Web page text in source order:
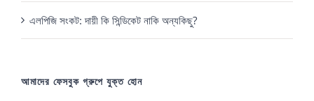
এলপিজি সংকট: দায়ী কি সিন্ডিকেট নাকি অন্যকিছু?
আমাদের ফেসবুক গ্রুপে যুক্ত হোন